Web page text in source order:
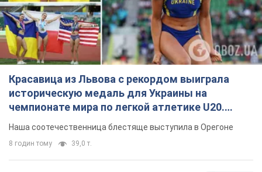
Красавица из Львова с рекордом выиграла
историческую медаль для Украины на
чемпионате мира по легкой атлетике U20.
Видео
Наша соотечественница блестяще выступила в Орегоне
8 годин тому 39,0 т.